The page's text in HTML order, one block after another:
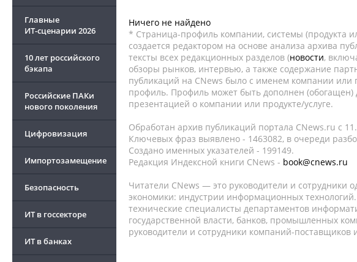
Главные
ИТ-сценарии 2026
10 лет российского
бэкапа
Российские ПАКи
нового поколения
Цифровизация
Импортозамещение
Безопасность
ИТ в госсекторе
ИТ в банках
Ничего не найдено
* Страница-профиль компании, системы (продукта
создается редактором на основе анализа архива
тексты всех редакционных разделов (новости,
обзоры рынков, интервью, а также содержание
публикаций на CNews было с именем компании или
профиль. Профиль может быть дополнен
презентацией о компании или продукте/услуге.
Обработан архив публикаций портала CNews.ru c
Ключевых фраз выявлено - 1463082, в очереди
Создано именных указателей - 199149.
Редакция Индексной книги CNews - book@cnews.ru
Читатели CNews — это руководители и сотрудники
экономики: индустрии информационных
технические специалисты департаментов
государственной власти, банков, промышленных
руководители и сотрудники компаний-поставщиков